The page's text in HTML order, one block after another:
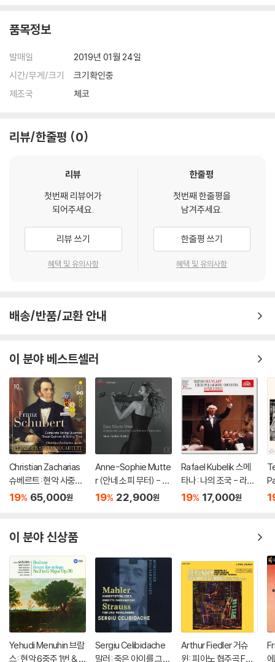
품목정보
발매일
2019년 01월 24일
시간/무게/크기
크기확인중
제조국
체코
리뷰/한줄평 0
리뷰
첫번째 리뷰어가
되어주세요.
리뷰 쓰기
혜택 및 유의사항
한줄평
첫번째 한줄평을
남겨주세요.
한줄평 쓰기
혜택 및 유의사항
배송/반품/교환 안내
이 분야 베스트셀러
Christian Zacharias
슈베르트: 현악 사중주
전곡 외 (Schubert: C
& String Trios)
19% 65,000원
Anne-Sophie Mutte
r (안네 소피 무터) - Ea
st Meets West
19% 22,900원
Rafael Kubelik 스메
타나: 나의 조국 - 라파
엘 쿠벨릭 (Smetana:
19% 17,000원
이 분야 신상품
Yehudi Menuhin 브람
스: 현악 6중주 1번 & 2
Sergiu Celibidache
말러: 죽은 아이를 그리
Arthur Fiedler 거슈
윈: 피아노 협주곡 F장